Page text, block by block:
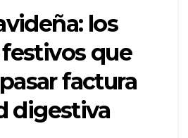
los
que
factura
digestiva